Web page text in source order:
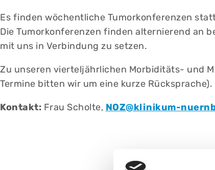
Es finden wöchentliche Tumorkonferenzen
Die Tumorkonferenzen finden alternierend an
mit uns in Verbindung zu setzen.
Zu unseren vierteljährlichen Morbiditäts- und
Termine bitten wir um eine kurze Rücksprache).
Kontakt: Frau Scholte, NOZ@klinikum-